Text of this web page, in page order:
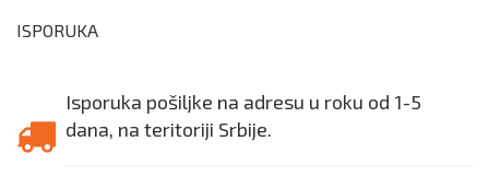
ISPORUKA
Isporuka pošiljke na adresu u roku od 1-5
dana, na teritoriji Srbije.